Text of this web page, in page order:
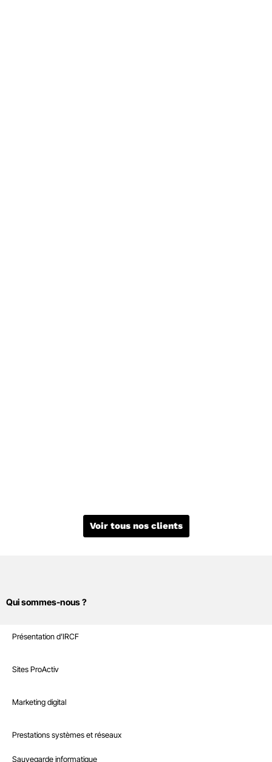
Voir tous nos clients
Qui sommes-nous ?
Présentation d’IRCF
Recrutement
Boutique
Nous contacter
Sites Internet
Sites ProActiv
Interventions à la demande
Marketing digital
Marketing digital
Infrastructure
Prestations systèmes et réseaux
Sauvegarde informatique